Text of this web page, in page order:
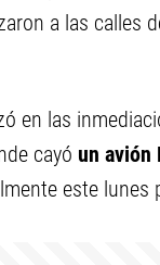
a las calles
en las
cayó un avión
este lunes